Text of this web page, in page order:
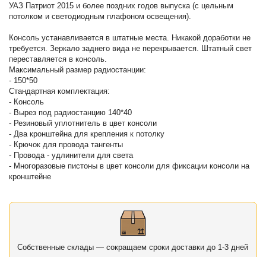
УАЗ Патриот 2015 и более поздних годов выпуска (с цельным
потолком и светодиодным плафоном освещения).
Консоль устанавливается в штатные места. Никакой доработки не
требуется. Зеркало заднего вида не перекрывается. Штатный свет
переставляется в консоль.
Максимальный размер радиостанции:
- 150*50
Стандартная комплектация:
- Консоль
- Вырез под радиостанцию 140*40
- Резиновый уплотнитель в цвет консоли
- Два кронштейна для крепления к потолку
- Крючок для провода тангенты
- Провода - удлинители для света
- Многоразовые пистоны в цвет консоли для фиксации консоли на
кронштейне
Собственные склады — сокращаем сроки доставки до 1-3 дней